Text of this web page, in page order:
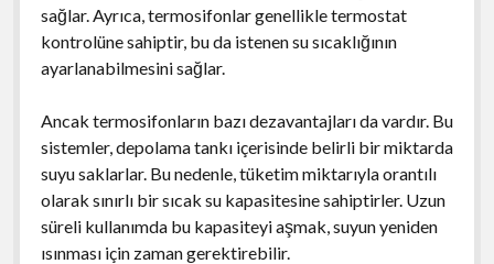
sağlar. Ayrıca, termosifonlar genellikle termostat
kontrolüne sahiptir, bu da istenen su sıcaklığının
ayarlanabilmesini sağlar.
Ancak termosifonların bazı dezavantajları da vardır. Bu
sistemler, depolama tankı içerisinde belirli bir miktarda
suyu saklarlar. Bu nedenle, tüketim miktarıyla orantılı
olarak sınırlı bir sıcak su kapasitesine sahiptirler. Uzun
süreli kullanımda bu kapasiteyi aşmak, suyun yeniden
ısınması için zaman gerektirebilir.